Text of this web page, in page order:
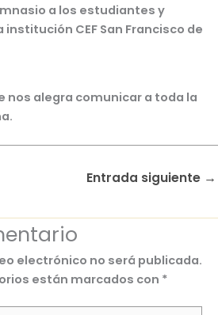
a los estudiantes y
CEF San Francisco de
nos alegra comunicar a toda la
Entrada siguiente →
electrónico no será publicada.
están marcados con *